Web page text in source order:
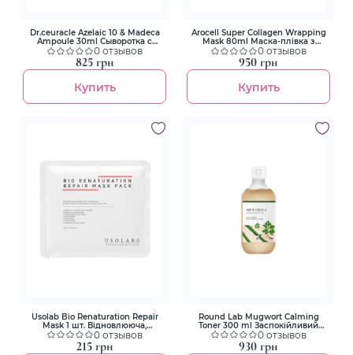
Dr.ceuracle Azelaic 10 & Madeca
Ampoule 30ml Сыворотка с
азелаиновой кислотой 10% и
мадекасосид
0 отзывов
825 грн
Купить
Arocell Super Collagen Wrapping
Mask 80ml Маска-плівка з
колагеном для зволоження та
ліфтингу
0 отзывов
950 грн
Купить
Usolab Bio Renaturation Repair
Mask 1 шт. Відновлююча,
заспокійлива та омолоджуюча
маска
0 отзывов
215 грн
Round Lab Mugwort Calming
Toner 300 ml Заспокійливий
тонер з морським полином
0 отзывов
930 грн